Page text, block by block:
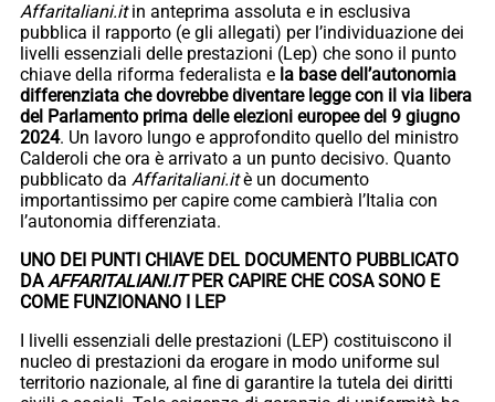
Affaritaliani.itin anteprima assoluta e in esclusiva
pubblica il rapporto (e gli allegati) per l’individuazione dei
livelli essenziali delle prestazioni (Lep) che sono il punto
chiave della riforma federalista e la base dell’autonomia
differenziata che dovrebbe diventare legge con il via libera
del Parlamento prima delle elezioni europee del 9 giugno
2024. Un lavoro lungo e approfondito quello del ministro
Calderoli che ora è arrivato a un punto decisivo. Quanto
pubblicato da Affaritaliani.itè un documento
importantissimo per capire come cambierà l’Italia con
l’autonomia differenziata.
UNO DEI PUNTI CHIAVE DEL DOCUMENTO PUBBLICATO
DAAFFARITALIANI.ITPER CAPIRE CHE COSA SONO E
COME FUNZIONANO I LEP
I livelli essenziali delle prestazioni (LEP) costituiscono il
nucleo di prestazioni da erogare in modo uniforme sul
territorio nazionale, al fine di garantire la tutela dei diritti